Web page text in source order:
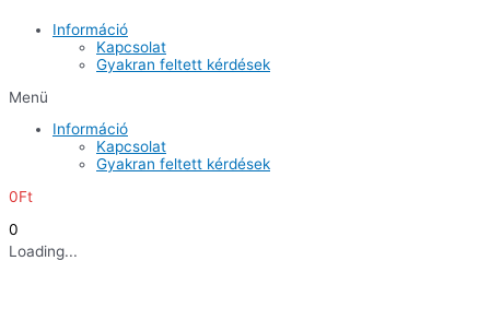
Információ
Kapcsolat
Gyakran feltett kérdések
Menü
Információ
Kapcsolat
Gyakran feltett kérdések
0Ft
0
Loading...